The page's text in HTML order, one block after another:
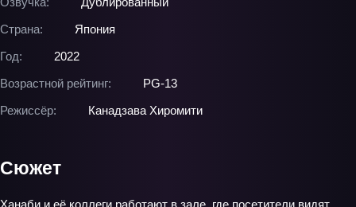
Страна:
Япония
Год:
2022
Возрастной рейтинг:
PG-13
Режиссёр:
Канадзава Хиромити
Сюжет